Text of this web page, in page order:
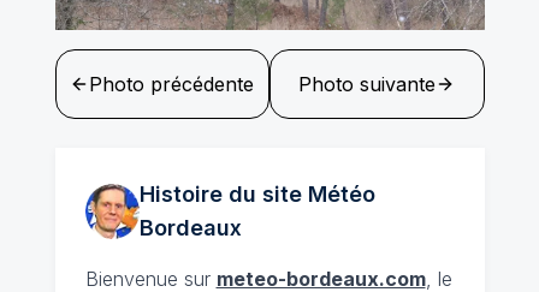
Photo précédente Photo suivante
Histoire du site Météo
Bordeaux
Bienvenue sur meteo-bordeaux.com, le